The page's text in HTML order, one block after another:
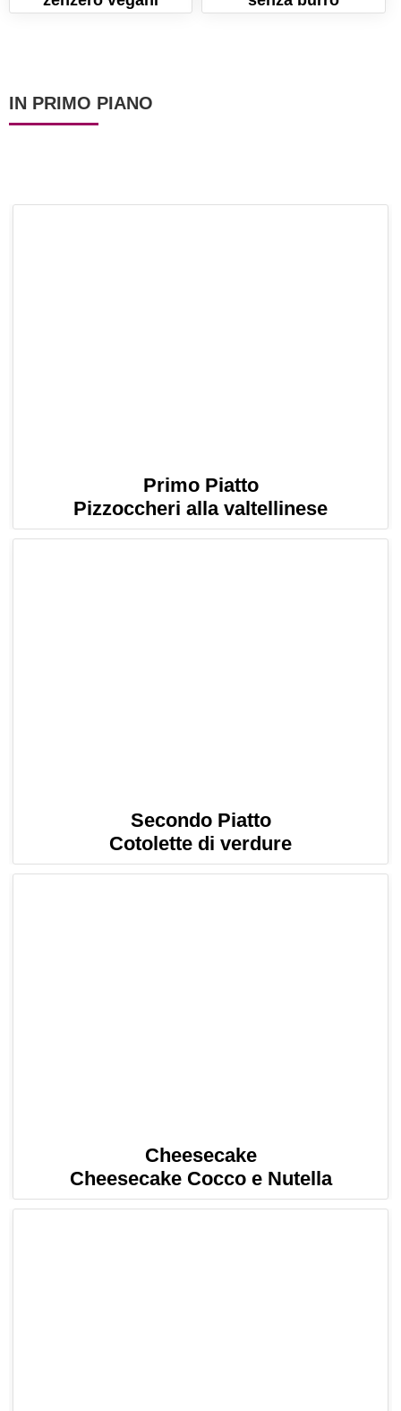
IN PRIMO PIANO
Primo Piatto
Pizzoccheri alla valtellinese
Secondo Piatto
Cotolette di verdure
Cheesecake
Cheesecake Cocco e Nutella